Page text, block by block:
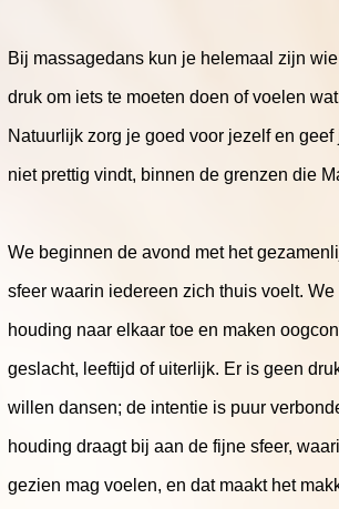
Bij massagedans kun je helemaal zijn
druk om iets te moeten doen of voelen
Natuurlijk zorg je goed voor jezelf en
niet prettig vindt, binnen de grenzen die
We beginnen de avond met het
sfeer waarin iedereen zich thuis voelt.
houding naar elkaar toe en maken
geslacht, leeftijd of uiterlijk. Er is geen
willen dansen; de intentie is puur
houding draagt bij aan de fijne sfeer,
gezien mag voelen, en dat maakt het